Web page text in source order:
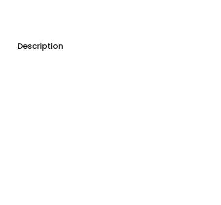
Description